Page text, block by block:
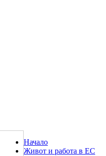
Начало
Живот и работа в ЕС